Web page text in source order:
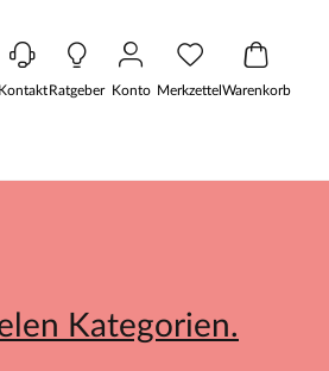
KontaktRatgeber Konto MerkzettelWarenkorb
Kategorien.